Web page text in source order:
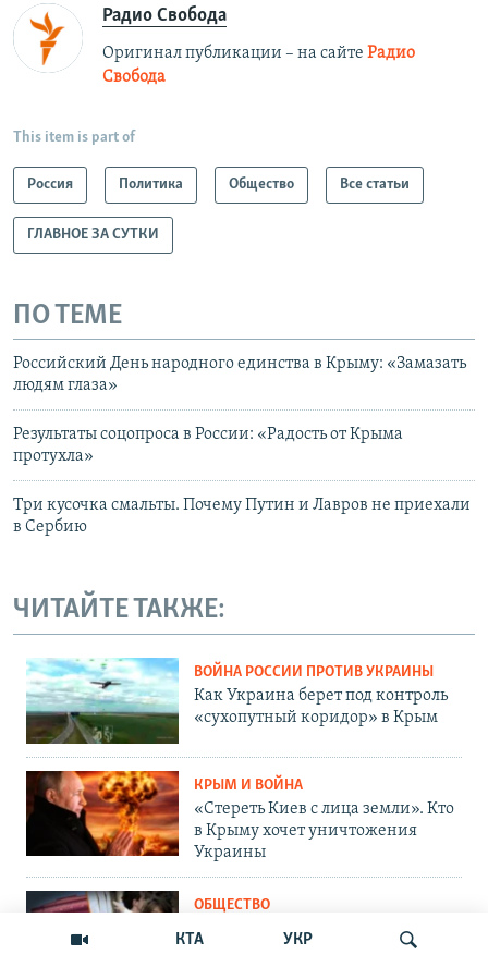
КТА УКР
Радио Свобода
Оригинал публикации – на сайте Радио
Свобода
This item is part of
Россия Политика Общество Все статьи
ГЛАВНОЕ ЗА СУТКИ
ПО ТЕМЕ
Российский День народного единства в Крыму: «Замазать
людям глаза»
Результаты соцопроса в России: «Радость от Крыма
протухла»
Три кусочка смальты. Почему Путин и Лавров не приехали
в Сербию
ЧИТАЙТЕ ТАКЖЕ:
ВОЙНА РОССИИ ПРОТИВ УКРАИНЫ
Как Украина берет под контроль
«сухопутный коридор» в Крым
КРЫМ И ВОЙНА
«Стереть Киев с лица земли». Кто
в Крыму хочет уничтожения
Украины
ОБЩЕСТВО
Как Россия «мотивирует»